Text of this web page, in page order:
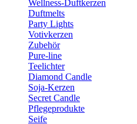
Wellness-Duftkerzen
Duftmelts
Party Lights
Votivkerzen
Zubehör
Pure-line
Teelichter
Diamond Candle
Soja-Kerzen
Secret Candle
Pflegeprodukte
Seife